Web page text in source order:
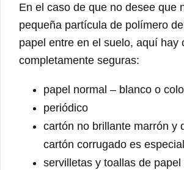
En el caso de que no desee que
pequeña partícula de polímero
papel entre en el suelo, aquí hay
completamente seguras:
papel normal – blanco o
periódico
cartón no brillante marrón y
cartón corrugado es
servilletas y toallas de